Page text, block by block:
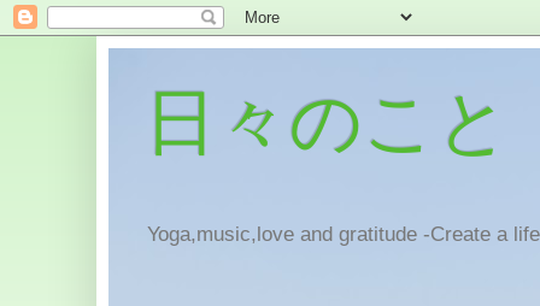
日々のこと
Yoga,music,love and gratitude -Create a